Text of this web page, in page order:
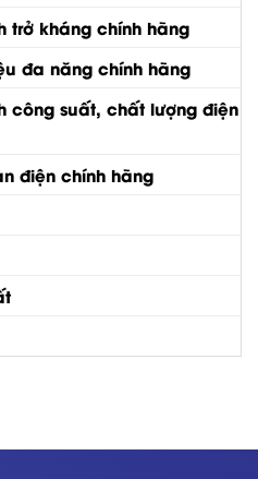
trở kháng chính hãng
đa năng chính hãng
công suất, chất lượng điện
điện chính hãng